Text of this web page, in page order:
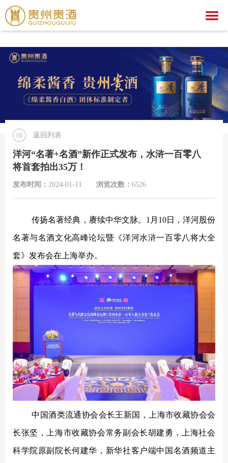
乐动手机官方网站,乐动（中国）
关于我们
集团简介
企业荣誉
贵酒匠心
乐动手机官方网站,乐动（中国）
公示公告
贵酒美文
产品中心
贵酒樽系列
贵酒(金/红)系列
贵酒黔春酒系列
文创产品
星贵系列
党团建设
厂区旅游
招标公告
中标公告
招聘中心
人才理念
返回列表
洋河“名著+名酒”新作正式发布，水浒一百零八
将首套拍出35万！
发布时间： 2024-01-11 浏览次数： 6526
传扬名著经典，赓续中华文脉。 1月10日，洋河股份
名著与名酒文化高峰论坛暨《洋河水浒一百零八将大全
套》发布会在上海举办。
中国酒类流通协会会长王新国，上海市收藏协会会
长张坚，上海市收藏协会常务副会长胡建勇，上海社会
科学院原副院长何建华，新华社客户端中国名酒频道主